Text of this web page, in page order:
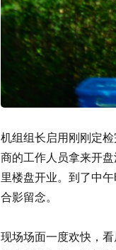
机组组长启用刚刚定
商的工作人员拿来开
里楼盘开业。到了中
合影留念。
现场场面一度欢快，